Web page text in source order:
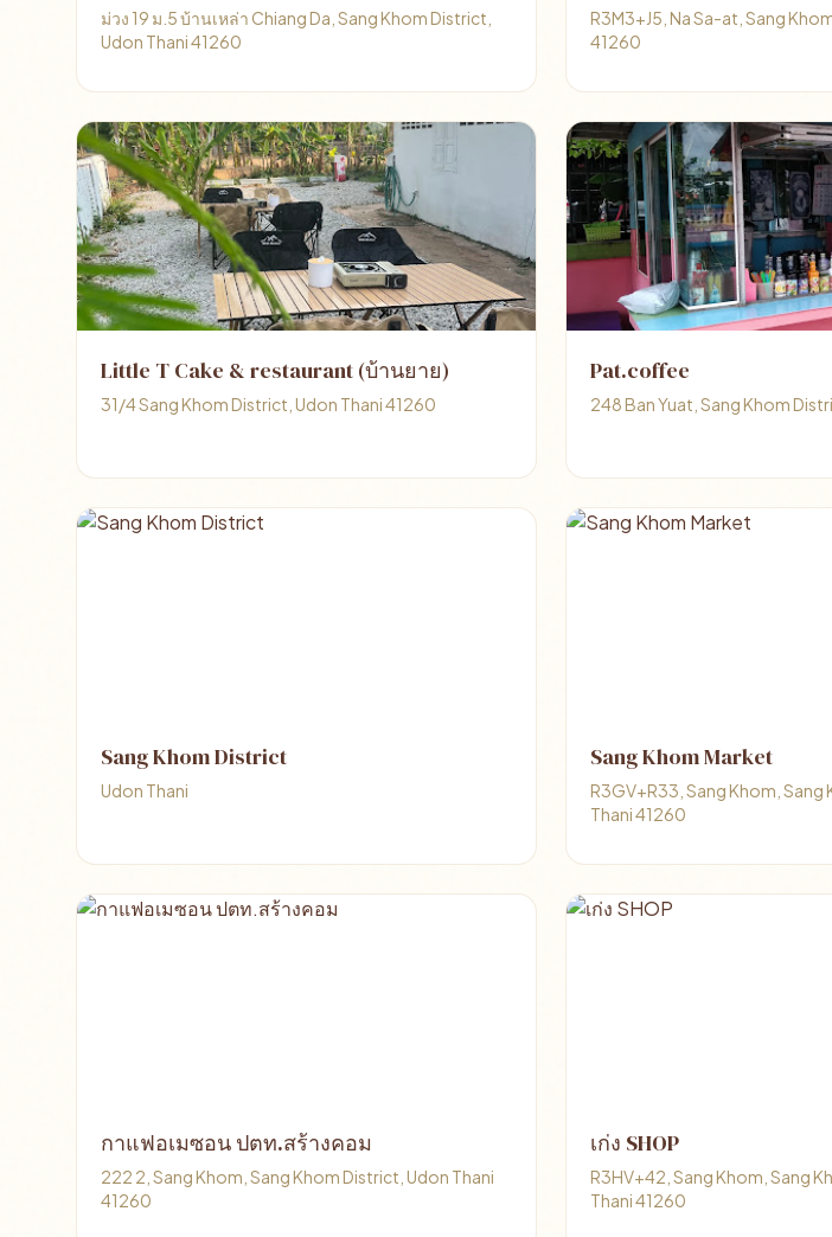
ม่วง 19 ม.5 บ้านเหล่า Chiang Da, Sang Khom District,
Udon Thani 41260
R3M3+J5, Na Sa-at, Sang
41260
Little T Cake & restaurant (บ้านยาย)
31/4 Sang Khom District, Udon Thani 41260
Pat.coffee
248 Ban Yuat, Sang Khom
Sang Khom District
Udon Thani
Sang Khom Market
R3GV+R33, Sang Khom,
Thani 41260
กาแฟอเมซอน ปตท.สร้างคอม
222 2, Sang Khom, Sang Khom District, Udon Thani
41260
เก่ง SHOP
R3HV+42, Sang Khom, Sang
Thani 41260